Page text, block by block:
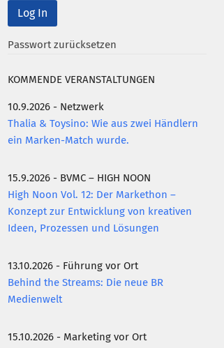
Passwort zurücksetzen
KOMMENDE VERANSTALTUNGEN
10.9.2026 - Netzwerk
Thalia & Toysino: Wie aus zwei Händlern
ein Marken-Match wurde.
15.9.2026 - BVMC – HIGH NOON
High Noon Vol. 12: Der Markethon –
Konzept zur Entwicklung von kreativen
Ideen, Prozessen und Lösungen
13.10.2026 - Führung vor Ort
Behind the Streams: Die neue BR
Medienwelt
15.10.2026 - Marketing vor Ort